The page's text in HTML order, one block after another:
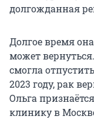
долгожданная
Долгое время
может
смогла
2023 году, рак
Ольга
клинику в